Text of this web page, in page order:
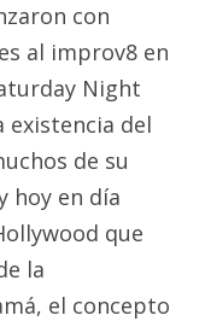
con
al improv8 en
Night
existencia del
de su
hoy en día
que
la
el concepto